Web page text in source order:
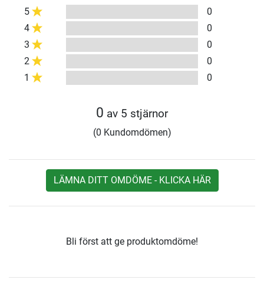
5
0
4
0
3
0
2
0
1
0
0 av 5 stjärnor
(0 Kundomdömen)
LÄMNA DITT OMDÖME - KLICKA HÄR
Bli först att ge produktomdöme!